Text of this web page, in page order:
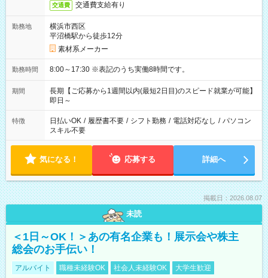
交通費 交通費支給有り
勤務地
横浜市西区
平沼橋駅から徒歩12分
素材系メーカー
勤務時間 8:00～17:30 ※表記のうち実働8時間です。
期間
長期【ご応募から1週間以内(最短2日目)のスピード就業が可能】
即日～
特徴 日払いOK / 履歴書不要 / シフト勤務 / 電話対応なし / パソコン
スキル不要
気になる！ 応募する 詳細へ
掲載日：2026.08.07
未読
＜1日～OK！＞あの有名企業も！展示会や株主
総会のお手伝い！
アルバイト 職種未経験OK 社会人未経験OK
大学生歓迎